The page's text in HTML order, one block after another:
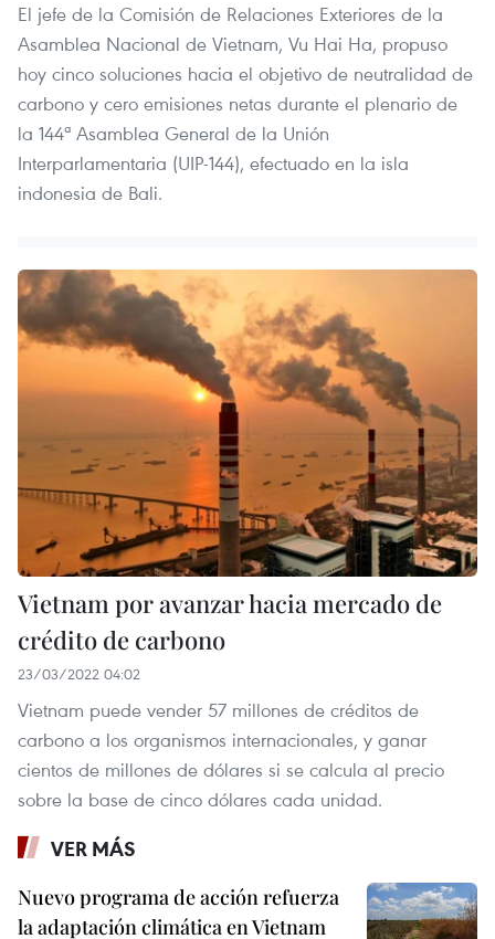
El jefe de la Comisión de Relaciones Exteriores de la
Asamblea Nacional de Vietnam, Vu Hai Ha, propuso
hoy cinco soluciones hacia el objetivo de neutralidad de
carbono y cero emisiones netas durante el plenario de
la 144ª Asamblea General de la Unión
Interparlamentaria (UIP-144), efectuado en la isla
indonesia de Bali.
Vietnam por avanzar hacia mercado de
crédito de carbono
23/03/2022 04:02
Vietnam puede vender 57 millones de créditos de
carbono a los organismos internacionales, y ganar
cientos de millones de dólares si se calcula al precio
sobre la base de cinco dólares cada unidad.
VER MÁS
Nuevo programa de acción refuerza
la adaptación climática en Vietnam